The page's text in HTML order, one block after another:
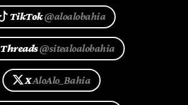
TikTok@aloalobahia
Threads@sitealoalobahia
XAloAlo_Bahia